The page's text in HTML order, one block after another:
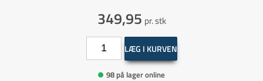
349,95 pr. stk
LÆG I KURVEN
98 på lager online